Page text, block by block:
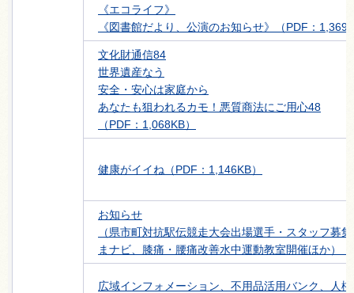
《エコライフ》
《図書館だより、公演のお知らせ》（PDF：
文化財通信84
世界遺産なう
安全・安心は家庭から
あなたも狙われるカモ！悪質商法にご用心48
（PDF：1,068KB）
健康がイイね（PDF：1,146KB）
お知らせ
（県市町対抗駅伝競走大会出場選手・スタッフ募
まナビ、膝痛・腰痛改善水中運動教室開催ほか）
広域インフォメーション、不用品活用バンク、人